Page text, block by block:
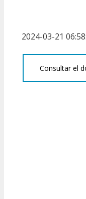
2024-03-21
Consultar el